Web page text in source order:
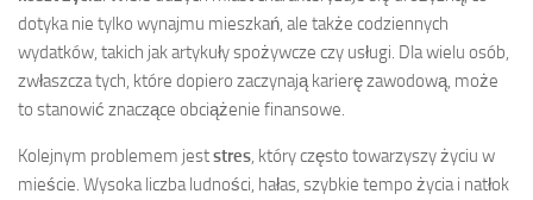
dotyka nie tylko wynajmu mieszkań, ale także codziennych
wydatków, takich jak artykuły spożywcze czy usługi. Dla wielu osób,
zwłaszcza tych, które dopiero zaczynają karierę zawodową, może
to stanowić znaczące obciążenie finansowe.
Kolejnym problemem jeststres, który często towarzyszy życiu w
mieście. Wysoka liczba ludności, hałas, szybkie tempo życia i natłok